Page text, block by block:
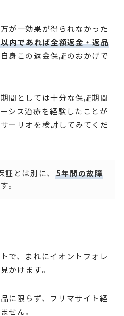
が一効果が得られなかった
内であれば全額返金・返品
身この返金保証のおかげで
間としては十分な保証期間
シス治療を経験したことが
ーリオを検討してみてくだ
とは別に、 5年間の故障
。
で、まれにイオントフォレ
かけます。
に限らず、フリマサイト経
せん。